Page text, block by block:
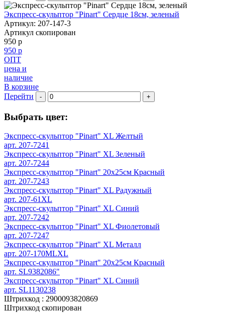
Экспресс-скульптор "Pinart" Сердце 18см, зеленый
Артикул: 207-147-3
Артикул скопирован
950 р
950 р
ОПТ
цена и
наличие
В корзине
Перейти
- +
Выбрать цвет:
Экспресс-скульптор "Pinart" XL Желтый
арт. 207-7241
Экспресс-скульптор "Pinart" XL Зеленый
арт. 207-7244
Экспресс-скульптор "Pinart" 20х25см Красный
арт. 207-7243
Экспресс-скульптор "Pinart" XL Радужный
арт. 207-61XL
Экспресс-скульптор "Pinart" XL Синий
арт. 207-7242
Экспресс-скульптор "Pinart" XL Фиолетовый
арт. 207-7247
Экспресс-скульптор "Pinart" XL Металл
арт. 207-170MLXL
Экспресс-скульптор "Pinart" 20х25см Красный
арт. SL9382086"
Экспресс-скульптор "Pinart" XL Синий
арт. SL1130238
Штрихкод : 2900093820869
Штрихкод скопирован